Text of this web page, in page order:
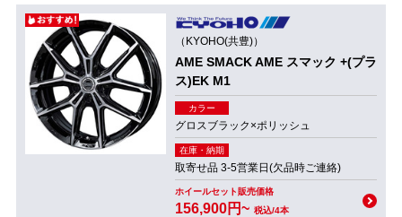
（KYOHO(共豊)）
AME SMACK AME スマック +(プラ
ス)EK M1
カラー
グロスブラック×ポリッシュ
在庫・納期
取寄せ品 3-5営業日(欠品時ご連絡)
ホイールセット販売価格
156,900円~ 税込/4本